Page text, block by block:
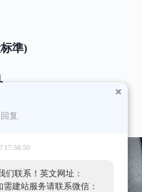
準)
复.
17:58:50
们联系！英文网址：
需建站服务请联系微信：